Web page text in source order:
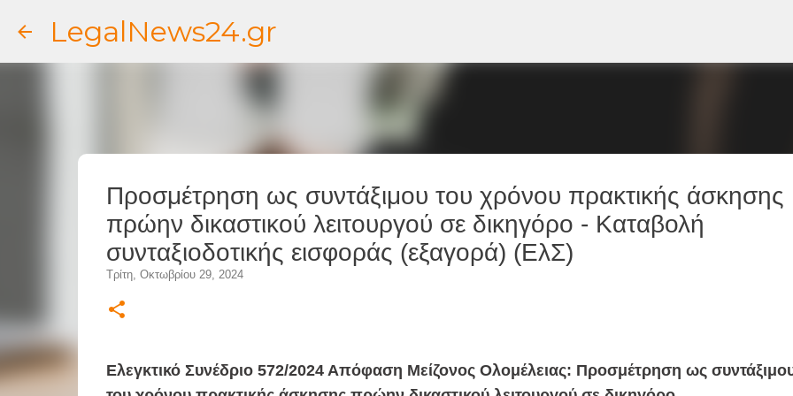
LegalNews24.gr
Προσμέτρηση ως συντάξιμου του χρόνου πρακτικής άσκησης
πρώην δικαστικού λειτουργού σε δικηγόρο - Καταβολή
συνταξιοδοτικής εισφοράς (εξαγορά) (ΕλΣ)
Τρίτη, Οκτωβρίου 29, 2024
Ελεγκτικό Συνέδριο 572/2024 Απόφαση Μείζονος Ολομέλειας: Προσμέτρηση ως